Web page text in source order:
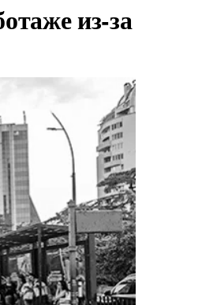
из-за